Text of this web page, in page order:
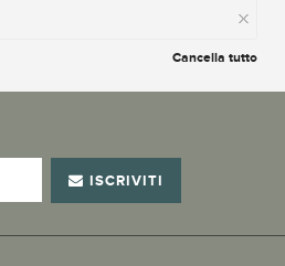
Cancella tutto
ISCRIVITI